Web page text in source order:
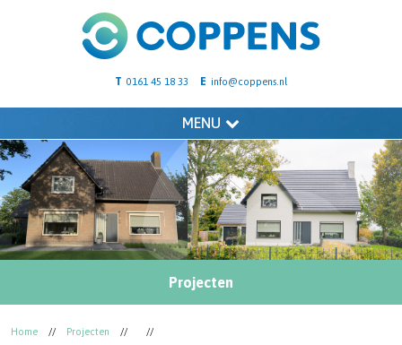
T 0161 45 18 33 E info@coppens.nl
MENU
Projecten
Home // Projecten // //